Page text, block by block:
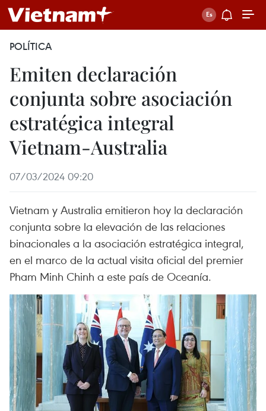
POLÍTICA
Emiten declaración
conjunta sobre asociación
estratégica integral
Vietnam-Australia
07/03/2024 09:20
Vietnam y Australia emitieron hoy la declaración
conjunta sobre la elevación de las relaciones
binacionales a la asociación estratégica integral,
en el marco de la actual visita oficial del premier
Pham Minh Chinh a este país de Oceanía.